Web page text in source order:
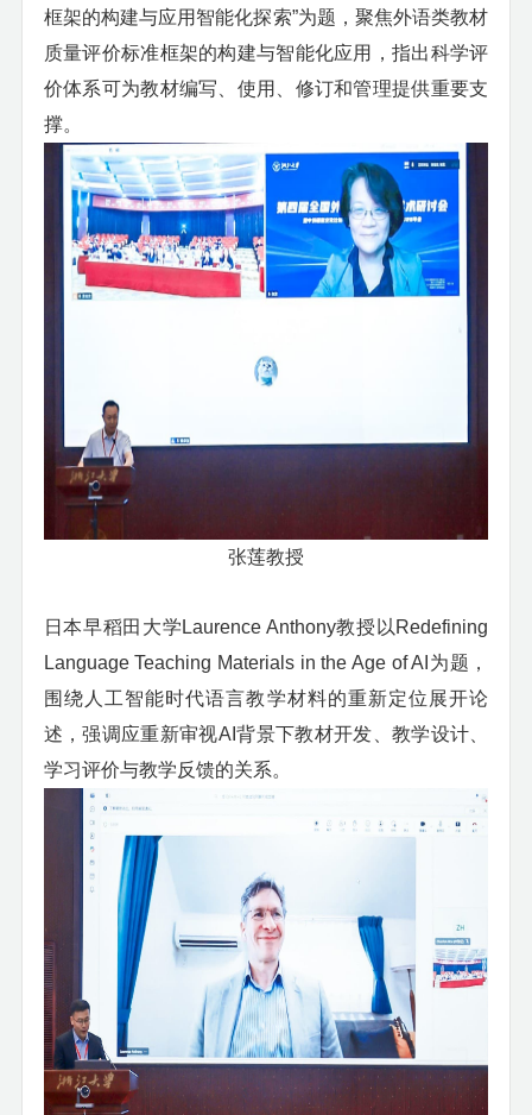
框架的构建与应用智能化探索”为题，聚焦外语类教材
质量评价标准框架的构建与智能化应用，指出科学评
价体系可为教材编写、使用、修订和管理提供重要支
撑。
张莲教授
日本早稻田大学 Laurence Anthony教授以 Redefining
Language Teaching Materials in the Age of AI 为题，
围绕人工智能时代语言教学材料的重新定位展开论
述，强调应重新审视AI 背景下教材开发、教学设计、
学习评价与教学反馈的关系。